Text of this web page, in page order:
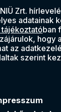
Zrt.
adatainak
ban
hogy
az
szerint